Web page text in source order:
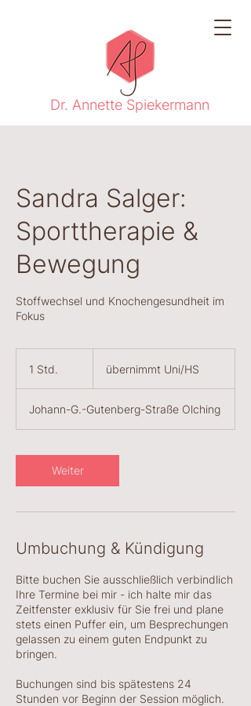
Dr. Annette Spiekermann
Sandra Salger:
Sporttherapie &
Bewegung
Stoffwechsel und Knochengesundheit im
Fokus
1 Std.
d
übernimmt Uni/HS
Johann-G.-Gutenberg-Straße Olching
Weiter
Umbuchung & Kündigung
Bitte buchen Sie ausschließlich verbindlich
Ihre Termine bei mir - ich halte mir das
Zeitfenster exklusiv für Sie frei und plane
stets einen Puffer ein, um Besprechungen
gelassen zu einem guten Endpunkt zu
bringen.
Buchungen sind bis spätestens 24
Stunden vor Beginn der Session möglich.